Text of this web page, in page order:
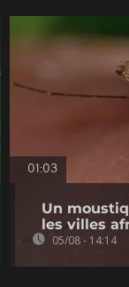
01:03
Un
les villes
05/08 - 14:14